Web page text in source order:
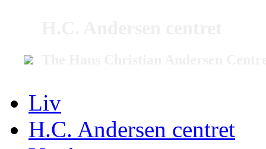
Liv
H.C. Andersen centret